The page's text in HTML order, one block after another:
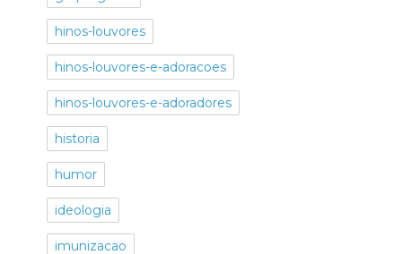
hinos-louvores
hinos-louvores-e-adoracoes
hinos-louvores-e-adoradores
historia
humor
ideologia
imunizacao